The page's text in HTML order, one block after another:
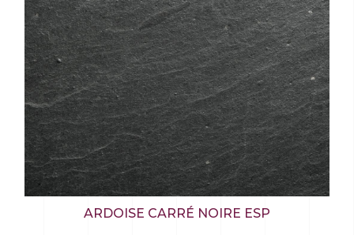
ARDOISE CARRÉ NOIRE ESP